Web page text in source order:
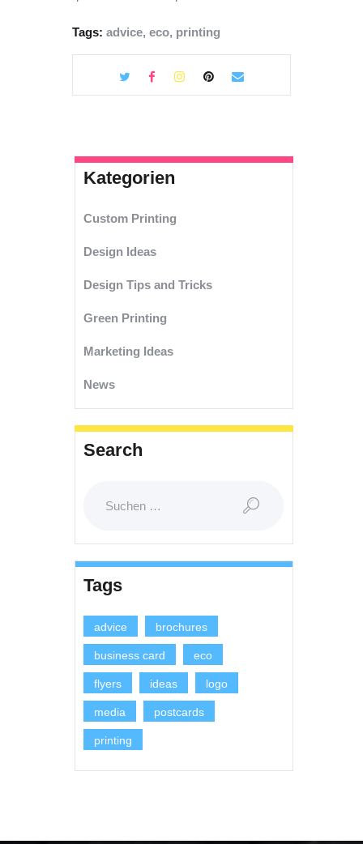
Tags: advice, eco, printing
Kategorien
Custom Printing
Design Ideas
Design Tips and Tricks
Green Printing
Marketing Ideas
News
Search
nach:
Tags
advice brochures
business card eco
flyers ideas logo
media postcards
printing